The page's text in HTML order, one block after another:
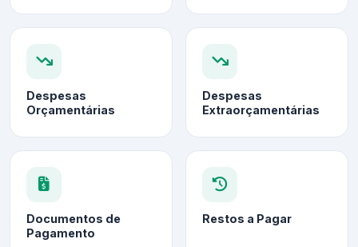
Despesas
Orçamentárias
Despesas
Extraorçamentárias
Documentos de
Pagamento
Restos a Pagar